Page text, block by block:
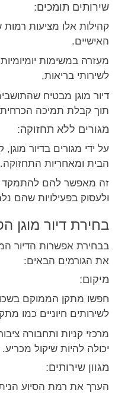
שירותים תומכים:
קהילות אלו מציעות
האישיים.
מעזרה במשימות יומיומיות
לשירותי בריאות,
דיור מוגן מבטיח
תוך קבלת תמיכה
מגורים ללא תחזוקה:
על ידי מגורים בדיור
הבית ומאחריות התחזוקה.
זה מאפשר להם
ולעסוק בפעילויות שהם
בחירת דיור מוגן
בבחירת אפשרות הדיור
את הגורמים הבאים:
מיקום:
חפשו מתקן הממוקם
לשירותים חיוניים כמו
מרכזי קניות ותחבורה
יכולה להיות שיקול מכריע.
מגוון שירותים:
הערך את רמת הסיוע